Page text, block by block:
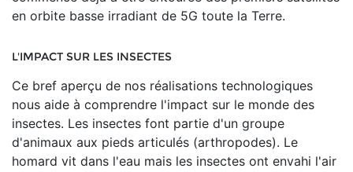
en orbite basse irradiant de 5G toute la Terre.
L'IMPACT SUR LES INSECTES
Ce bref aperçu de nos réalisations technologiques
nous aide à comprendre l'impact sur le monde des
insectes. Les insectes font partie d'un groupe
d'animaux aux pieds articulés (arthropodes). Le
homard vit dans l'eau mais les insectes ont envahi l'air